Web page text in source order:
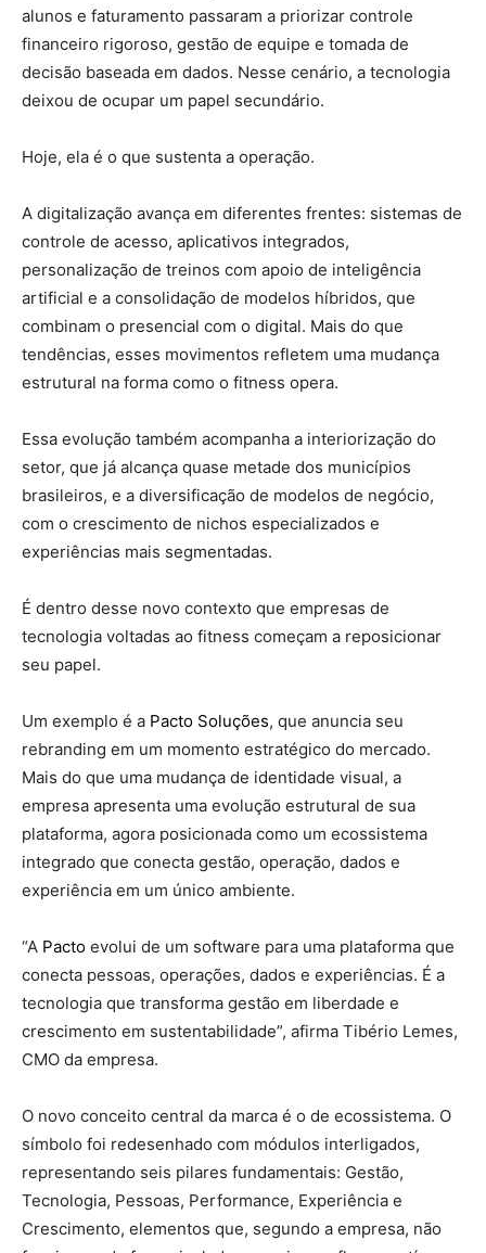
alunos e faturamento passaram a priorizar controle
financeiro rigoroso, gestão de equipe e tomada de
decisão baseada em dados. Nesse cenário, a tecnologia
deixou de ocupar um papel secundário.
Hoje, ela é o que sustenta a operação.
A digitalização avança em diferentes frentes: sistemas de
controle de acesso, aplicativos integrados,
personalização de treinos com apoio de inteligência
artificial e a consolidação de modelos híbridos, que
combinam o presencial com o digital. Mais do que
tendências, esses movimentos refletem uma mudança
estrutural na forma como o fitness opera.
Essa evolução também acompanha a interiorização do
setor, que já alcança quase metade dos municípios
brasileiros, e a diversificação de modelos de negócio,
com o crescimento de nichos especializados e
experiências mais segmentadas.
É dentro desse novo contexto que empresas de
tecnologia voltadas ao fitness começam a reposicionar
seu papel.
Um exemplo é a Pacto Soluções, que anuncia seu
rebranding em um momento estratégico do mercado.
Mais do que uma mudança de identidade visual, a
empresa apresenta uma evolução estrutural de sua
plataforma, agora posicionada como um ecossistema
integrado que conecta gestão, operação, dados e
experiência em um único ambiente.
“A Pacto evolui de um software para uma plataforma que
conecta pessoas, operações, dados e experiências. É a
tecnologia que transforma gestão em liberdade e
crescimento em sustentabilidade”, afirma Tibério Lemes,
CMO da empresa.
O novo conceito central da marca é o de ecossistema. O
símbolo foi redesenhado com módulos interligados,
representando seis pilares fundamentais: Gestão,
Tecnologia, Pessoas, Performance, Experiência e
Crescimento, elementos que, segundo a empresa, não